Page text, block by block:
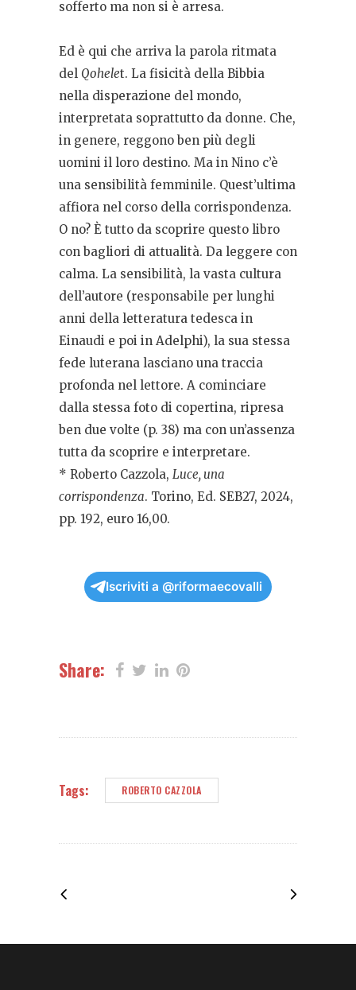
sofferto ma non si è arresa.
Ed è qui che arriva la parola ritmata
del Qohelet. La fisicità della Bibbia
nella disperazione del mondo,
interpretata soprattutto da donne. Che,
in genere, reggono ben più degli
uomini il loro destino. Ma in Nino c’è
una sensibilità femminile. Quest’ultima
affiora nel corso della corrispondenza.
O no? È tutto da scoprire questo libro
con bagliori di attualità. Da leggere con
calma. La sensibilità, la vasta cultura
dell’autore (responsabile per lunghi
anni della letteratura tedesca in
Einaudi e poi in Adelphi), la sua stessa
fede luterana lasciano una traccia
profonda nel lettore. A cominciare
dalla stessa foto di copertina, ripresa
ben due volte (p. 38) ma con un’assenza
tutta da scoprire e interpretare.
* Roberto Cazzola, Luce, una
corrispondenza. Torino, Ed. SEB27, 2024,
pp. 192, euro 16,00.
Iscriviti a @riformaecovalli
Share:
Tags: ROBERTO CAZZOLA